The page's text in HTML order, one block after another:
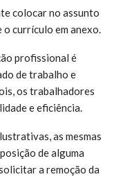
colocar no assunto
o currículo em anexo.
profissional é
de trabalho e
os trabalhadores
e eficiência.
as mesmas
de alguma
a remoção da